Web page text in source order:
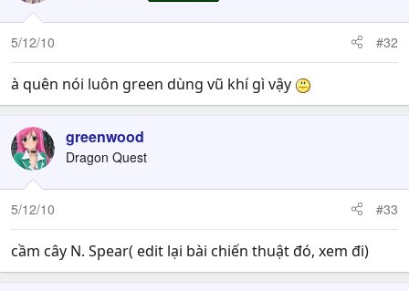
5/12/10 #32
à quên nói luôn green dùng vũ khí gì vậy
greenwood
Dragon Quest
5/12/10 #33
cầm cây N. Spear( edit lại bài chiến thuật đó, xem đi)